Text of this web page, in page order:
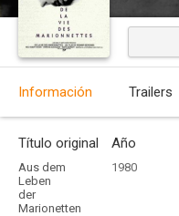
Información Trailers
Título original
Aus dem
Leben
der
Marionetten
Año
1980